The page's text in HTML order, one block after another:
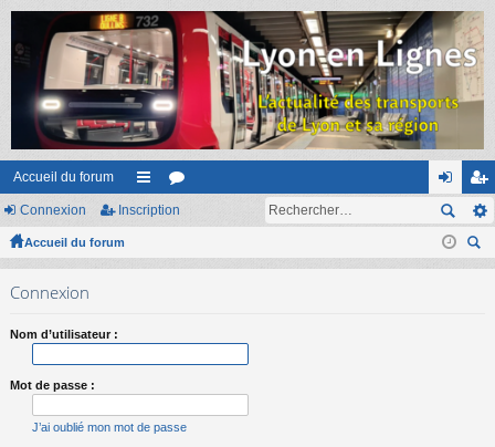
Accueil du forum
ac
s
or on
ne
ns
cri
Connexion Inscription
Accueil du forum
ec
Connexion
Nom d’utilisateur :
Mot de passe :
J’ai oublié mon mot de passe